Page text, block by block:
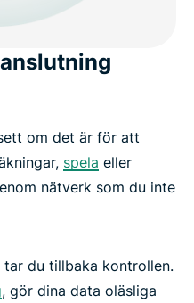
privata nätverk
idag
om det är för att
spela eller
nätverk som du inte
tar du tillbaka kontrollen.
, gör dina data oläsliga